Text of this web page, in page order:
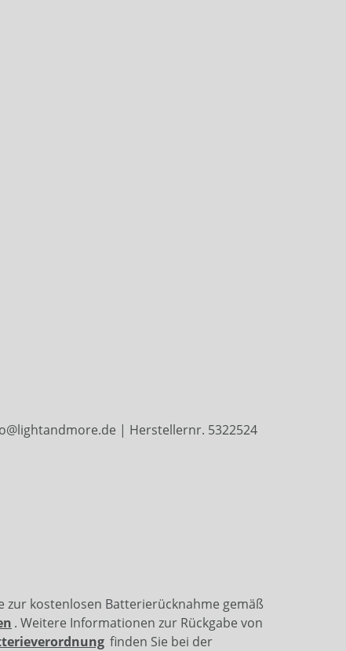
| Herstellernr. 5322524
zur kostenlosen Batterierücknahme gemäß
. Weitere Informationen zur Rückgabe von
finden Sie bei der